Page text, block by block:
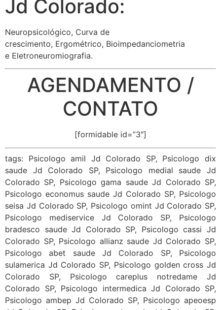
Jd Colorado:
Neuropsicológico, Curva de
crescimento, Ergométrico, Bioimpedanciometria
e Eletroneuromiografia.
AGENDAMENTO /
CONTATO
[formidable id=”3″]
tags: Psicologo amil Jd Colorado SP, Psicologo dix
saude Jd Colorado SP, Psicologo medial saude Jd
Colorado SP, Psicologo gama saude Jd Colorado SP,
Psicologo economus saude Jd Colorado SP, Psicologo
seisa Jd Colorado SP, Psicologo omint Jd Colorado SP,
Psicologo mediservice Jd Colorado SP, Psicologo
bradesco saude Jd Colorado SP, Psicologo cassi Jd
Colorado SP, Psicologo allianz saude Jd Colorado SP,
Psicologo abet saude Jd Colorado SP, Psicologo
sulamerica Jd Colorado SP, Psicologo golden cross Jd
Colorado SP, Psicologo careplus notredame Jd
Colorado SP, Psicologo intermedica Jd Colorado SP,
Psicologo ambep Jd Colorado SP, Psicologo apeoesp